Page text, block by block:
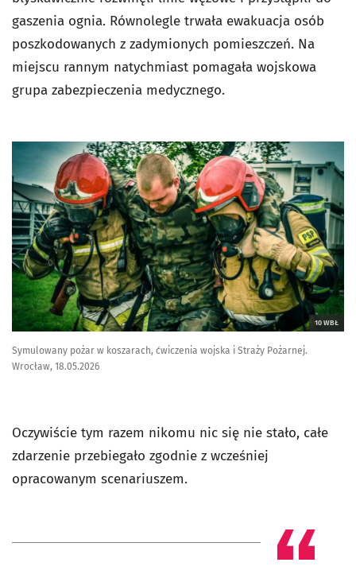
gaszenia ognia. Równolegle trwała ewakuacja osób
poszkodowanych z zadymionych pomieszczeń. Na
miejscu rannym natychmiast pomagała wojskowa
grupa zabezpieczenia medycznego.
10 WBŁ
Symulowany pożar w koszarach, ćwiczenia wojska i Straży Pożarnej.
Wrocław, 18.05.2026
Oczywiście tym razem nikomu nic się nie stało, całe
zdarzenie przebiegało zgodnie z wcześniej
opracowanym scenariuszem.